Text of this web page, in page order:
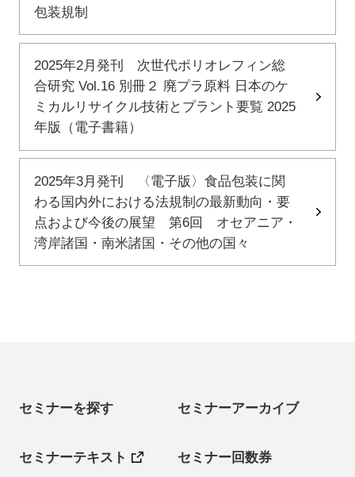
包装規制
2025年2月発刊 次世代ポリオレフィン総
合研究 Vol.16 別冊２ 廃プラ原料 日本のケ
ミカルリサイクル技術とプラント要覧 2025
年版（電子書籍）
2025年3月発刊 〈電子版〉食品包装に関
わる国内外における法規制の最新動向・要
点および今後の展望 第6回 オセアニア・
湾岸諸国・南米諸国・その他の国々
セミナーを探す セミナーアーカイブ
セミナーテキスト セミナー回数券